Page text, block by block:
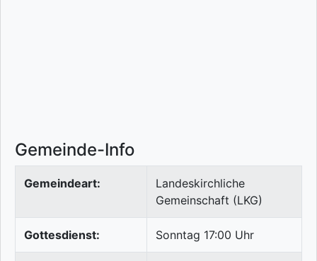
Gemeinde-Info
Gemeindeart:
Landeskirchliche
Gemeinschaft (LKG)
Gottesdienst: Sonntag 17:00 Uhr